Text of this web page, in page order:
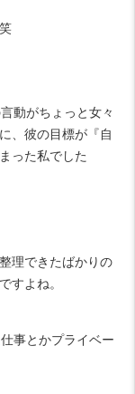
動がちょっと女々
、彼の目標が『自
った私でした
理できたばかりの
すよね。
事とかプライベー